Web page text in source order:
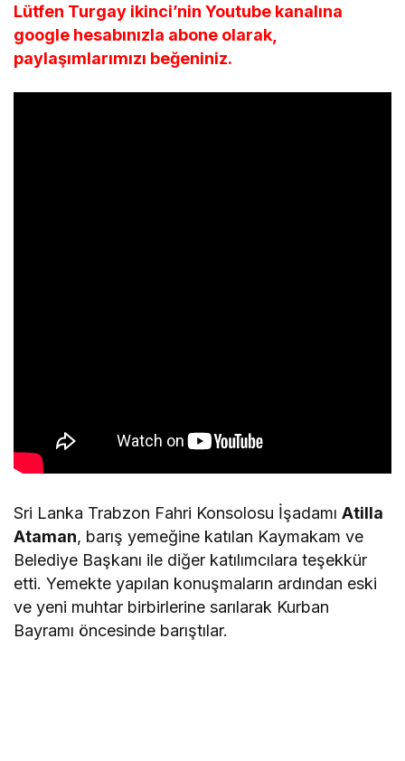
Lütfen Turgay ikinci’nin Youtube kanalına
google hesabınızla abone olarak,
paylaşımlarımızı beğeniniz.
Sri Lanka Trabzon Fahri Konsolosu İşadamıAtilla
Ataman, barış yemeğine katılan Kaymakam ve
Belediye Başkanı ile diğer katılımcılara teşekkür
etti. Yemekte yapılan konuşmaların ardından eski
ve yeni muhtar birbirlerine sarılarak Kurban
Bayramı öncesinde barıştılar.